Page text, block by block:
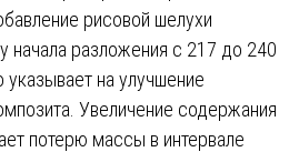
рисовой шелухи
начала разложения с 217 до 240
указывает на улучшение
Увеличение содержания
потерю массы в интервале